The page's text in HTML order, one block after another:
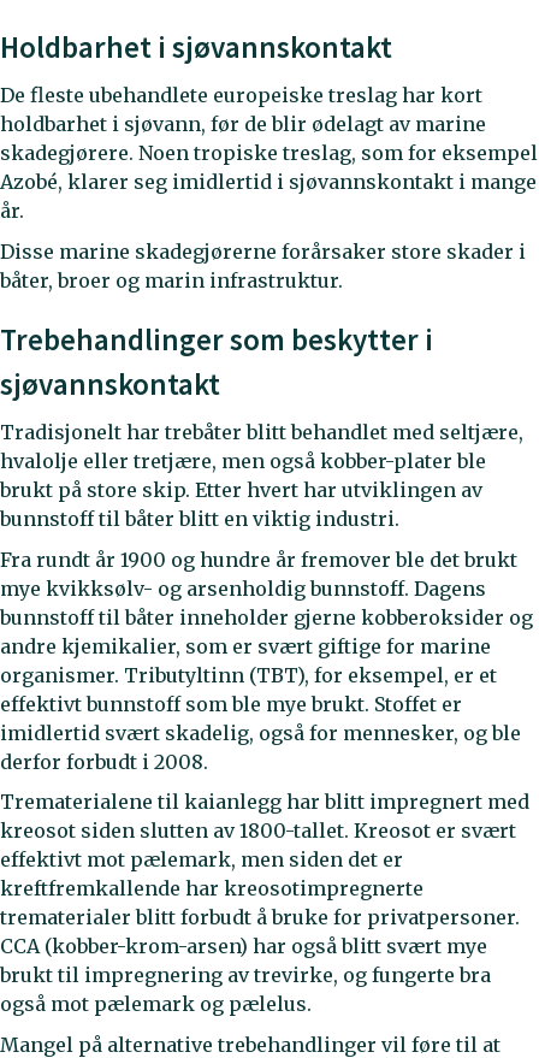
Holdbarhet i sjøvannskontakt
De fleste ubehandlete europeiske treslag har kort
holdbarhet i sjøvann, før de blir ødelagt av marine
skadegjørere. Noen tropiske treslag, som for eksempel
Azobé, klarer seg imidlertid i sjøvannskontakt i mange
år.
Disse marine skadegjørerne forårsaker store skader i
båter, broer og marin infrastruktur.
Trebehandlinger som beskytter i
sjøvannskontakt
Tradisjonelt har trebåter blitt behandlet med seltjære,
hvalolje eller tretjære, men også kobber-plater ble
brukt på store skip. Etter hvert har utviklingen av
bunnstoff til båter blitt en viktig industri.
Fra rundt år 1900 og hundre år fremover ble det brukt
mye kvikksølv- og arsenholdig bunnstoff. Dagens
bunnstoff til båter inneholder gjerne kobberoksider og
andre kjemikalier, som er svært giftige for marine
organismer. Tributyltinn (TBT), for eksempel, er et
effektivt bunnstoff som ble mye brukt. Stoffet er
imidlertid svært skadelig, også for mennesker, og ble
derfor forbudt i 2008.
Trematerialene til kaianlegg har blitt impregnert med
kreosot siden slutten av 1800-tallet. Kreosot er svært
effektivt mot pælemark, men siden det er
kreftfremkallende har kreosotimpregnerte
trematerialer blitt forbudt å bruke for privatpersoner.
CCA (kobber-krom-arsen) har også blitt svært mye
brukt til impregnering av trevirke, og fungerte bra
også mot pælemark og pælelus.
Mangel på alternative trebehandlinger vil føre til at